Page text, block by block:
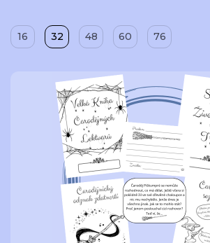
16 32 48 60 76